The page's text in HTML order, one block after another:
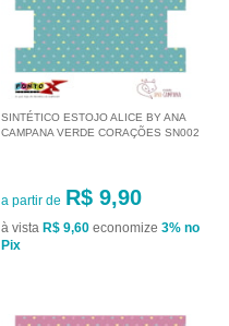
SINTÉTICO ESTOJO ALICE BY ANA
CAMPANA VERDE CORAÇÕES SN002
a partir de R$ 9,90
à vista R$ 9,60 economize 3% no
Pix